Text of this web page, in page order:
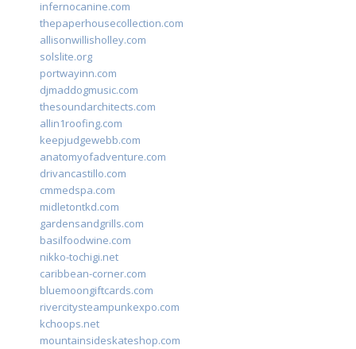
infernocanine.com
thepaperhousecollection.com
allisonwillisholley.com
solslite.org
portwayinn.com
djmaddogmusic.com
thesoundarchitects.com
allin1roofing.com
keepjudgewebb.com
anatomyofadventure.com
drivancastillo.com
cmmedspa.com
midletontkd.com
gardensandgrills.com
basilfoodwine.com
nikko-tochigi.net
caribbean-corner.com
bluemoongiftcards.com
rivercitysteampunkexpo.com
kchoops.net
mountainsideskateshop.com